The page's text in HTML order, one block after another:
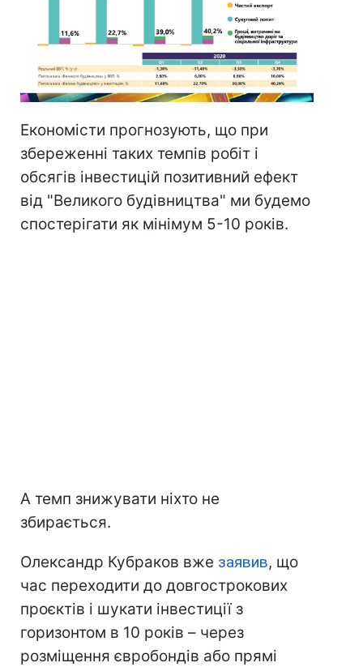
Економісти прогнозують, що при
збереженні таких темпів робіт і
обсягів інвестицій позитивний ефект
від "Великого будівництва" ми будемо
спостерігати як мінімум 5-10 років.
А темп знижувати ніхто не
збирається.
Олександр Кубраков вже заявив, що
час переходити до довгострокових
проєктів і шукати інвестиції з
горизонтом в 10 років – через
розміщення євробондів або прямі